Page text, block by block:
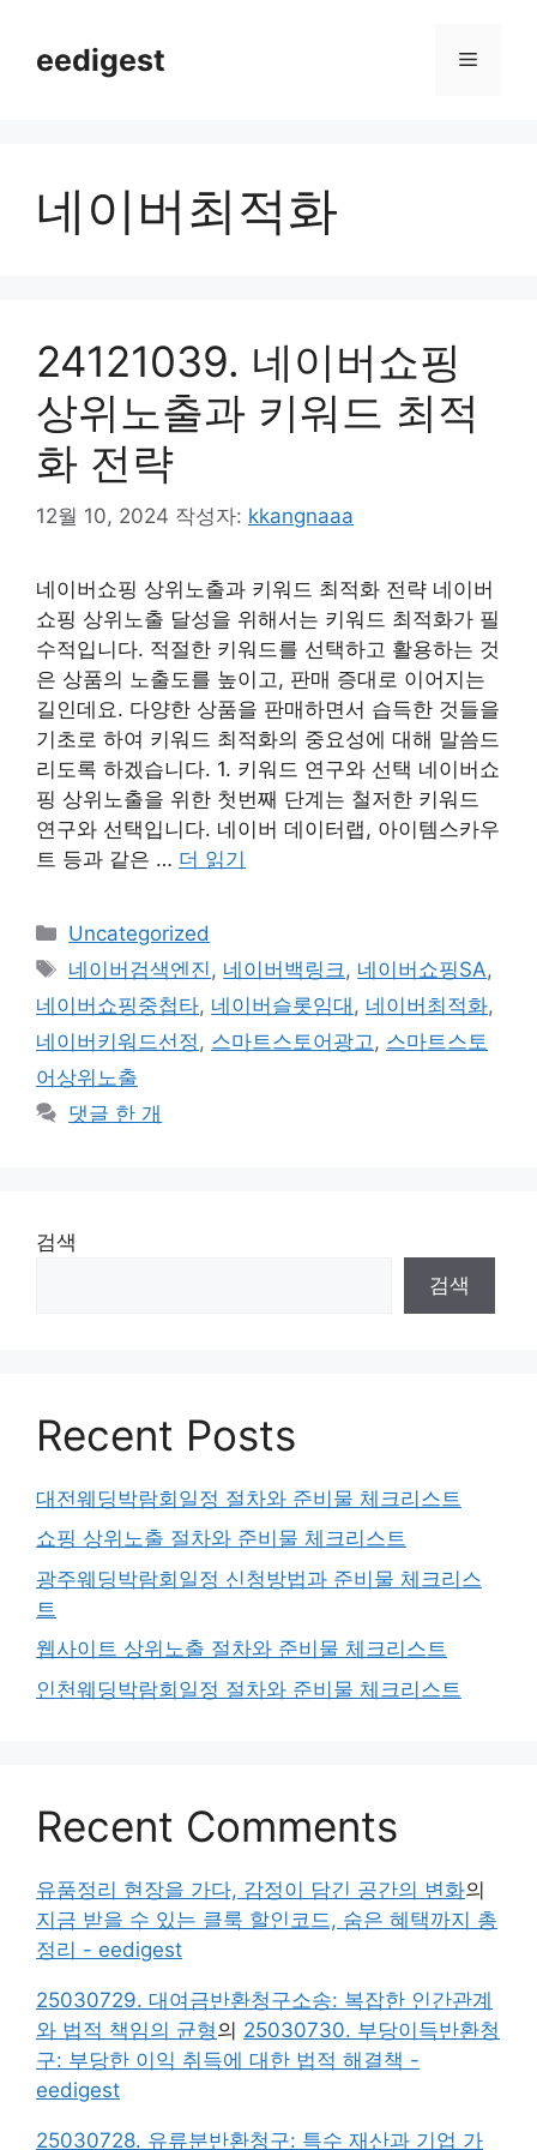
eedigest 메
네이버최적화
24121039. 네이버쇼핑
상위노출과 키워드 최적
화 전략
12월 10, 2024 작성자: kkangnaaa
네이버쇼핑 상위노출과 키워드 최적화 전략 네이버
쇼핑 상위노출 달성을 위해서는 키워드 최적화가 필
수적입니다. 적절한 키워드를 선택하고 활용하는 것
은 상품의 노출도를 높이고, 판매 증대로 이어지는
길인데요. 다양한 상품을 판매하면서 습득한 것들을
기초로 하여 키워드 최적화의 중요성에 대해 말씀드
리도록 하겠습니다. 1. 키워드 연구와 선택 네이버쇼
핑 상위노출을 위한 첫번째 단계는 철저한 키워드
연구와 선택입니다. 네이버 데이터랩, 아이템스카우
트 등과 같은 … 더 읽기
카
테
고
리
Uncategorized
태
그
네이버검색엔진 , 네이버백링크 , 네이버쇼핑SA,
네이버쇼핑중첩타, 네이버슬롯임대 , 네이버최적화,
네이버키워드선정 , 스마트스토어광고 , 스마트스토
어상위노출
댓글 한 개
검색
검색
Recent Posts
대전웨딩박람회일정 절차와 준비물 체크리스트
쇼핑 상위노출 절차와 준비물 체크리스트
광주웨딩박람회일정 신청방법과 준비물 체크리스
트
웹사이트 상위노출 절차와 준비물 체크리스트
인천웨딩박람회일정 절차와 준비물 체크리스트
Recent Comments
유품정리 현장을 가다, 감정이 담긴 공간의 변화의
지금 받을 수 있는 클룩 할인코드, 숨은 혜택까지 총
정리 - eedigest
25030729. 대여금반환청구소송: 복잡한 인간관계
와 법적 책임의 균형의 25030730. 부당이득반환청
구: 부당한 이익 취득에 대한 법적 해결책 -
eedigest
25030728. 유류분반환청구: 특수 재산과 기업 가